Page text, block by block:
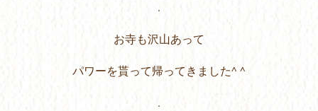
.
お寺も沢山あって
パワーを貰って帰ってきました^ ^
.